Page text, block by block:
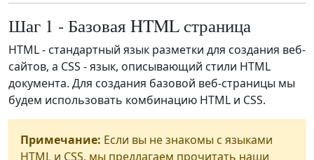
Шаг 1 - Базовая HTML страница
HTML - стандартный язык разметки для создания веб-
сайтов, а CSS - язык, описывающий стили HTML
документа. Для создания базовой веб-страницы мы
будем использовать комбинацию HTML и CSS.
Примечание: Если вы не знакомы с языками
HTML и CSS, мы предлагаем прочитать наши